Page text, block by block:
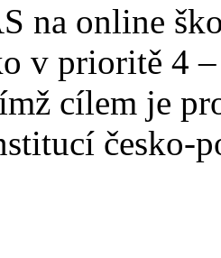
na online
v prioritě 4
cílem je
česko-